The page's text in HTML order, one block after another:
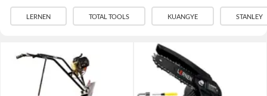
LERNEN TOTAL TOOLS KUANGYE STANLEY